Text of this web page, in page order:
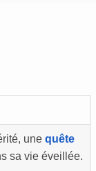
une quête
sa vie éveillée.